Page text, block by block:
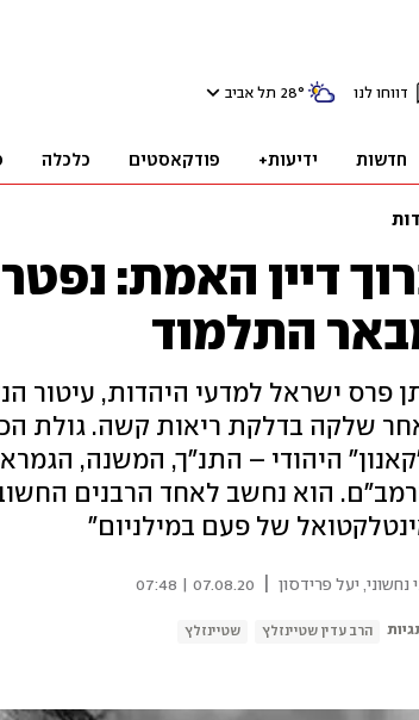
דווחו לנו 28° תל אביב
חדשות ידיעות+ פודקאסטים כלכלה
דיין האמת:
התלמוד
פרס ישראל למדעי היהדות, עיטור
שלקה בדלקת ריאות קשה. גולת
היהודי – התנ"ך, המשנה,
הוא נחשב לאחד הרבנים
של פעם במילניום"
נחשוני יעל פרידסון 07.08.20 | 07:48
הרב עדין שטיינזלץ שטיינזלץ